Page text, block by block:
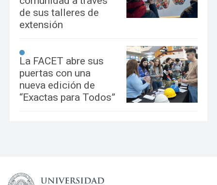
de sus talleres de
extensión
La FACET abre sus
puertas con una
nueva edición de
“Exactas para Todos”